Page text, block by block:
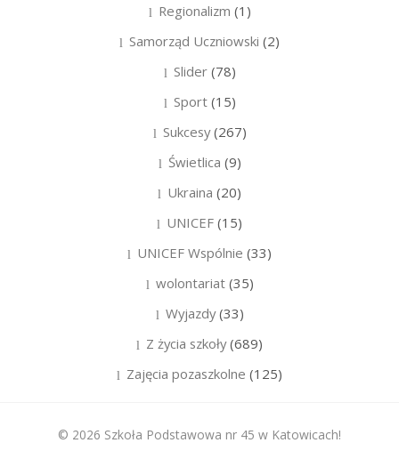
Regionalizm (1)
Samorząd Uczniowski (2)
Slider(78)
Sport(15)
Sukcesy(267)
Świetlica (9)
Ukraina (20)
UNICEF (15)
UNICEF Wspólnie (33)
wolontariat(35)
Wyjazdy(33)
Z życia szkoły(689)
Zajęcia pozaszkolne (125)
© 2026 Szkoła Podstawowa nr 45 w Katowicach!